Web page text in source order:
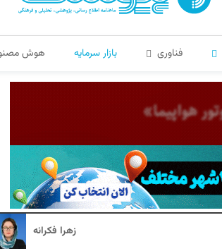
فناوری بازار سرمایه هوش
زهرا فکرانه